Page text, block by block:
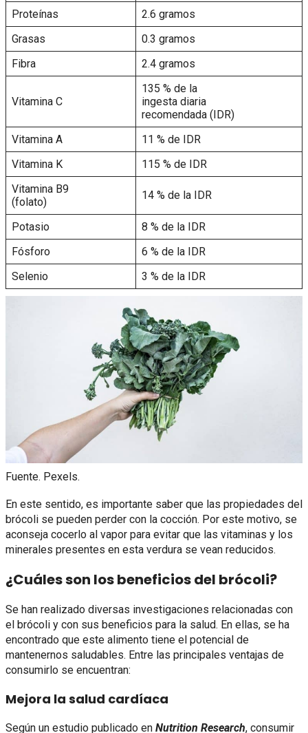
Proteínas
2.6 gramos
Grasas
0.3 gramos
Fibra
2.4 gramos
Vitamina C
135 % de la
ingesta diaria
recomendada (IDR)
Vitamina A
11 % de IDR
Vitamina K
115 % de IDR
Vitamina B9
(folato)
14 % de la IDR
Potasio
8 % de la IDR
Fósforo
6 % de la IDR
Selenio
3 % de la IDR
Fuente. Pexels.
En este sentido, es importante saber que las propiedades del
brócoli se pueden perder con la cocción. Por este motivo, se
aconseja cocerlo al vapor para evitar que las vitaminas y los
minerales presentes en esta verdura se vean reducidos.
¿Cuáles son los beneficios del brócoli?
Se han realizado diversas investigaciones relacionadas con
el brócoli y con sus beneficios para la salud. En ellas, se ha
encontrado que este alimento tiene el potencial de
mantenernos saludables. Entre las principales ventajas de
consumirlo se encuentran:
Mejora la salud cardíaca
Según un estudio publicado en Nutrition Research, consumir